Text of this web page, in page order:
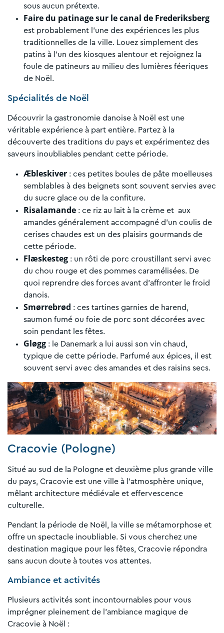
sous aucun prétexte.
Faire du patinage sur le canal de Frederiksberg
est probablement l’une des expériences les plus
traditionnelles de la ville. Louez simplement des
patins à l’un des kiosques alentour et rejoignez la
foule de patineurs au milieu des lumières féeriques
de Noël.
Spécialités de Noël
Découvrir la gastronomie danoise à Noël est une
véritable expérience à part entière. Partez à la
découverte des traditions du pays et expérimentez des
saveurs inoubliables pendant cette période.
Æbleskiver : ces petites boules de pâte moelleuses
semblables à des beignets sont souvent servies avec
du sucre glace ou de la confiture.
Risalamande : ce riz au lait à la crème et aux
amandes généralement accompagné d’un coulis de
cerises chaudes est un des plaisirs gourmands de
cette période.
Flæskesteg : un rôti de porc croustillant servi avec
du chou rouge et des pommes caramélisées. De
quoi reprendre des forces avant d’affronter le froid
danois.
Smørrebrød : ces tartines garnies de harend,
saumon fumé ou foie de porc sont décorées avec
soin pendant les fêtes.
Gløgg : le Danemark a lui aussi son vin chaud,
typique de cette période. Parfumé aux épices, il est
souvent servi avec des amandes et des raisins secs.
Cracovie (Pologne)
Situé au sud de la Pologne et deuxième plus grande ville
du pays, Cracovie est une ville à l’atmosphère unique,
mêlant architecture médiévale et effervescence
culturelle.
Pendant la période de Noël, la ville se métamorphose et
offre un spectacle inoubliable. Si vous cherchez une
destination magique pour les fêtes, Cracovie répondra
sans aucun doute à toutes vos attentes.
Ambiance et activités
Plusieurs activités sont incontournables pour vous
imprégner pleinement de l’ambiance magique de
Cracovie à Noël :